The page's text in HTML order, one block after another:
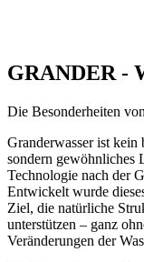
GRANDER -
Die Besonderheiten
Granderwasser ist kein
sondern gewöhnliches
Technologie nach der
Entwickelt wurde
Ziel, die natürliche
unterstützen – ganz
Veränderungen der